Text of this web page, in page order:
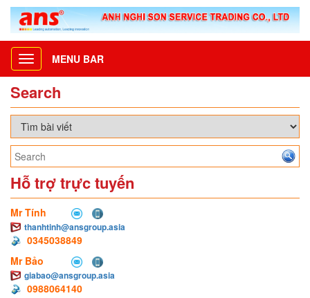
Toggle
navigation
MENU BAR
Search
Hỗ trợ trực tuyến
Mr Tính
thanhtinh@ansgroup.asia
0345038849
Mr Bảo
giabao@ansgroup.asia
0988064140